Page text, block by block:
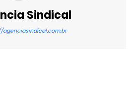
Sindical
agenciasindical.com.br